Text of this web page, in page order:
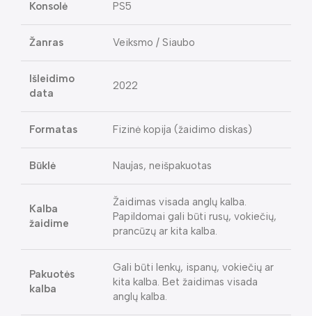
Konsolė PS5
Žanras Veiksmo / Siaubo
Išleidimo
data
2022
Formatas Fizinė kopija (žaidimo diskas)
Būklė Naujas, neišpakuotas
Kalba
žaidime
Žaidimas visada anglų kalba.
Papildomai gali būti rusų, vokiečių,
prancūzų ar kita kalba.
Pakuotės
kalba
Gali būti lenkų, ispanų, vokiečių ar
kita kalba. Bet žaidimas visada
anglų kalba.